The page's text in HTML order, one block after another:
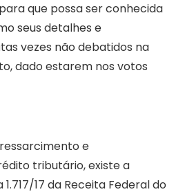
que possa ser conhecida
seus detalhes e
vezes não debatidos na
dado estarem nos votos
e
tributário, existe a
17 da Receita Federal do